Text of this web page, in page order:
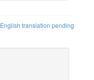
English translation pending